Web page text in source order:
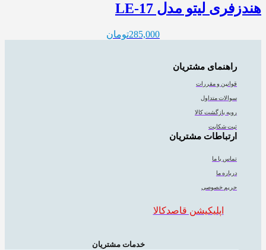
هندزفری لیتو مدل LE-17
285,000تومان
راهنمای مشتریان
قوانین و مقررات
سوالات متداول
رویه بازگشت کالا
ثبت شکایت
ارتباطات مشتریان
تماس با ما
درباره ما
حریم خصوصی
اپلیکیشن قاصدکالا
خدمات مشتریان